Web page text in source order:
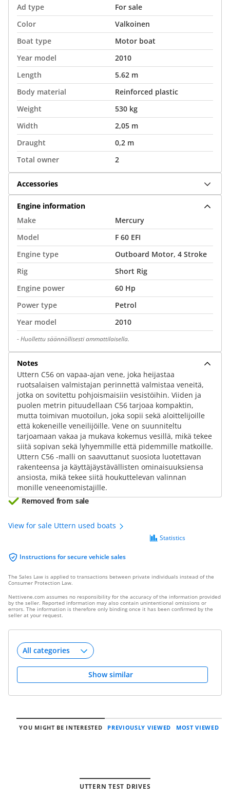
Ad type
For sale
Color
Valkoinen
Boat type
Motor boat
Year model
2010
Length
5.62 m
Body material
Reinforced plastic
Weight
530 kg
Width
2,05 m
Draught
0,2 m
Total owner
2
Accessories
Engine information
Make
Mercury
Model
F 60 EFI
Engine type
Outboard Motor, 4 Stroke
Rig
Short Rig
Engine power
60 Hp
Power type
Petrol
Year model
2010
-Huollettu säännöllisesti ammattilaisella.
Notes
Uttern C56 on vapaa-ajan vene, joka heijastaa
ruotsalaisen valmistajan perinnettä valmistaa veneitä,
jotka on sovitettu pohjoismaisiin vesistöihin. Viiden ja
puolen metrin pituudellaan C56 tarjoaa kompaktin,
mutta toimivan muotoilun, joka sopii sekä aloittelijoille
että kokeneille veneilijöille. Vene on suunniteltu
tarjoamaan vakaa ja mukava kokemus vesillä, mikä tekee
siitä sopivan sekä lyhyemmille että pidemmille matkoille.
Uttern C56 -malli on saavuttanut suosiota luotettavan
rakenteensa ja käyttäjäystävällisten ominaisuuksiensa
ansiosta, mikä tekee siitä houkuttelevan valinnan
monille veneenomistajille.
Removed from sale
View for sale Uttern used boats
Instructions for secure vehicle sales
Statistics
The Sales Law is applied to transactions between private individuals instead of the
Consumer Protection Law.
Nettivene.com assumes no responsibility for the accuracy of the information provided
by the seller. Reported information may also contain unintentional omissions or
errors. The information is therefore only binding once it has been confirmed by the
seller at your request.
Show similar
YOU MIGHT BE INTERESTED PREVIOUSLY VIEWED MOST VIEWED
UTTERN TEST DRIVES